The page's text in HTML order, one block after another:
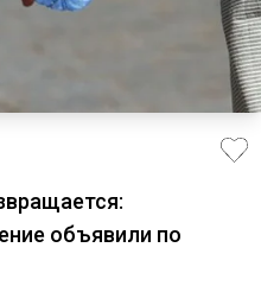
объявили по